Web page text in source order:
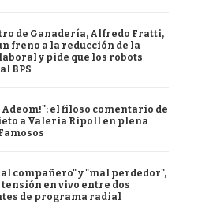
de Ganadería, Alfredo Fratti,
freno a la reducción de la
y pide que los robots
BPS
Adeom!": el filoso comentario de
a Valeria Ripoll en plena
compañero" y "mal perdedor",
en vivo entre dos
de programa radial